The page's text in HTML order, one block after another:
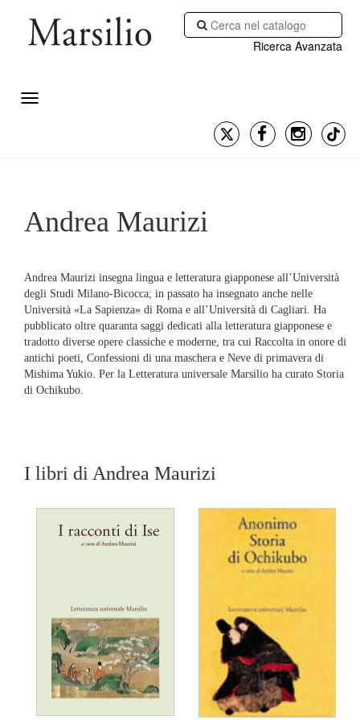
Ricerca Avanzata
Andrea Maurizi
Andrea Maurizi insegna lingua e letteratura giapponese all’Università
degli Studi Milano-Bicocca; in passato ha insegnato anche nelle
Università «La Sapienza» di Roma e all’Università di Cagliari. Ha
pubblicato oltre quaranta saggi dedicati alla letteratura giapponese e
tradotto diverse opere classiche e moderne, tra cui Raccolta in onore di
antichi poeti, Confessioni di una maschera e Neve di primavera di
Mishima Yukio. Per la Letteratura universale Marsilio ha curato Storia
di Ochikubo.
I libri di Andrea Maurizi